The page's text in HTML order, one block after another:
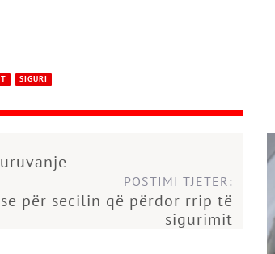
SIGURI
POSTIMI TJETËR:
për secilin që përdor rrip të
sigurimit